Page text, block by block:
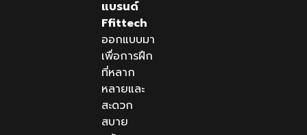
แบรนด์
Ffittech
ออกแบบมา
เพื่อการฝึก
ที่หลาก
หลายและ
สะดวก
สบาย